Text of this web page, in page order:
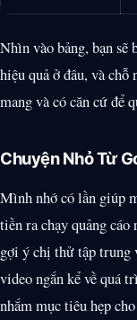
Nhìn vào bảng, bạn
hiệu quả ở đâu, và chỗ
mang và có căn cứ để
Chuyện Nhỏ Từ
Mình nhớ có lần giúp
tiền ra chạy quảng
gợi ý chị thử tập trung
video ngắn kể về quá
nhắm mục tiêu hẹp